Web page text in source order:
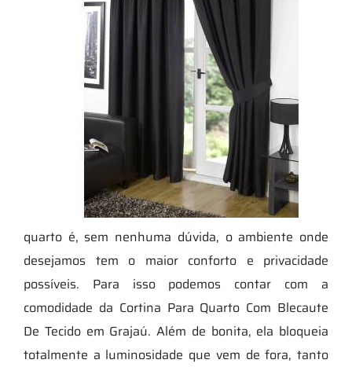
quarto é, sem nenhuma dúvida, o ambiente onde
desejamos tem o maior conforto e privacidade
possíveis. Para isso podemos contar com a
comodidade da Cortina Para Quarto Com Blecaute
De Tecido em Grajaú. Além de bonita, ela bloqueia
totalmente a luminosidade que vem de fora, tanto